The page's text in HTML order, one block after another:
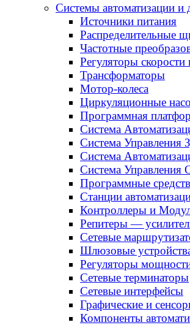
Системы автоматизации и
Источники питания
Распределительные
Частотные
Регуляторы
Трансформаторы
Мотор-колеса
Циркуляционные
Программная
Система
Система
Система
Система
Программные
Станции
Контроллеры и
Репитеры —
Сетевые
Шлюзовые
Регуляторы
Сетевые терминаторы
Сетевые интерфейсы
Графические и
Компоненты